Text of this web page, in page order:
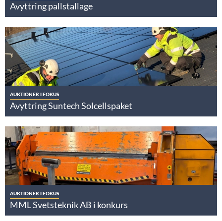
Avyttring pallstallage
AUKTIONER I FOKUS
Avyttring Suntech Solcellspaket
AUKTIONER I FOKUS
MML Svetsteknik AB i konkurs